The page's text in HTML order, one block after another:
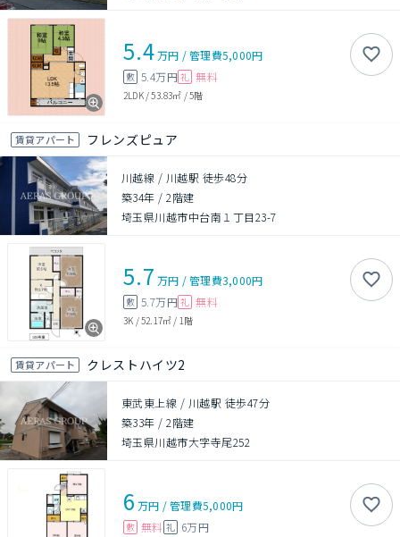
5.4万円 /管理費5,000円
敷 5.4万円 礼 無料
2LDK/53.83㎡ /5階
賃貸アパート フレンズピュア
川越線 / 川越駅 徒歩48分
築34年 /2階建
埼玉県川越市中台南１丁目23-7
5.7 万円 /管理費3,000円
敷 5.7万円 礼 無料
3K /52.17㎡ / 1階
賃貸アパート クレストハイツ2
東武東上線 / 川越駅 徒歩47分
築33年 /2階建
埼玉県川越市大字寺尾252
6 万円 /管理費5,000円
敷 無料 礼 6万円